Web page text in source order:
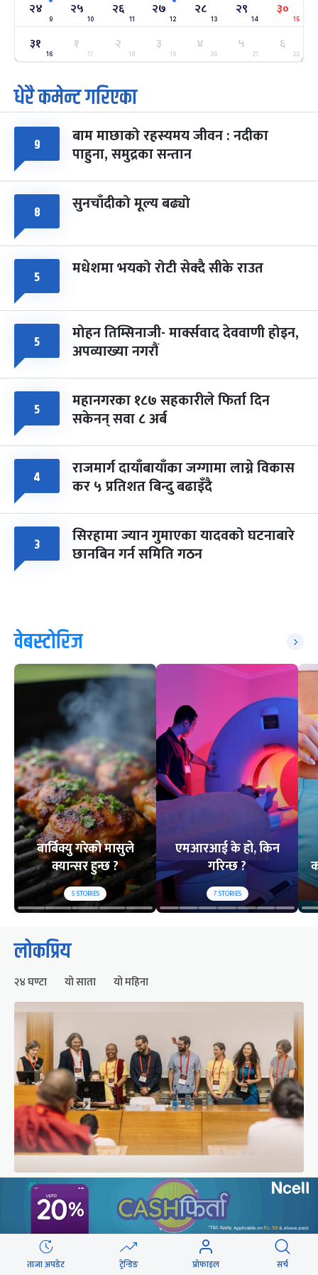
सोम फाल्गुन २४, २०८३- Mar 8, 2027
२५
मंगल
ग्याल्पो ल्होसार
फाल्गुन २५, २०८३ Mar 9, 2027
७ महिना बाँकी
७
आइत
पूर्णिमा व्रत
चैत्र ७, २०८३-Mar 21, 2027
८ फागुपूर्णिमा
चैत्र ८, २०८३-Mar 22, 2027
७ महिना बाँकी
२४
9
२५
10
२६
11
२७
12
२८
13
२९
14
३०
15
३१
16
१
17
२
18
३
19
४
20
५
21
६
22
धेरै कमेन्ट गरिएका
९ बाम माछाको रहस्यमय जीवन : नदीका
पाहुना, समुद्रका सन्तान
८ सुनचाँदीको मूल्य बढ्यो
५ मधेशमा भयको रोटी सेक्दै सीके राउत
५ मोहन तिम्सिनाजी- मार्क्सवाद देववाणी होइन,
अपव्याख्या नगरौं
५ महानगरका १८७ सहकारीले फिर्ता दिन
सकेनन् सवा ८ अर्ब
४ राजमार्ग दायाँबायाँका जग्गामा लाग्ने विकास
कर ५ प्रतिशत बिन्दु बढाइँदै
३ सिरहामा ज्यान गुमाएका यादवको घटनाबारे
छानबिन गर्न समिति गठन
वेबस्टोरिज
बार्बिक्यु गरेको मासुले
क्यान्सर हुन्छ ?
5STORIES
एमआरआई के हो, किन
गरिन्छ ?
7STORIES
लोकप्रिय
२४ घण्टा यो साता यो महिना
चीनको चासोपछि सरकारले रद्द गर्‍यो तिब्बती अध्ययन
सम्मेलन
ताजा अपडेट ट्रेन्डिङ प्रोफाइल सर्च